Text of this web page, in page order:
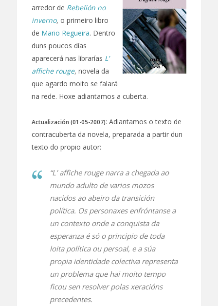
arredor de Rebelión no
inverno, o primeiro libro
de Mario Regueira. Dentro
duns poucos días
aparecerá nas librarías L’
affiche rouge, novela da
que agardo moito se falará
na rede. Hoxe adiantamos a cuberta.
Actualización (01-05-2007): Adiantamos o texto de
contracuberta da novela, preparada a partir dun
texto do propio autor:
“L’ affiche rougenarra a chegada ao
mundo adulto de varios mozos
nacidos ao abeiro da transición
política. Os personaxes enfróntanse a
un contexto onde a conquista da
esperanza é só o principio de toda
loita política ou persoal, e a súa
propia identidade colectiva representa
un problema que hai moito tempo
ficou sen resolver polas xeracións
precedentes.